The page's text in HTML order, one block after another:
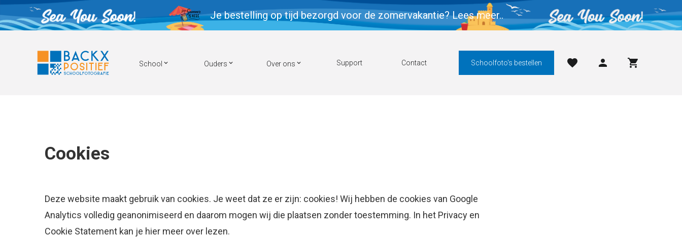
Je bestelling op tijd bezorgd voor de zomervakantie? Lees meer..
School Ouders Over ons Support Contact Schoolfoto's bestellen
Cookies
Deze website maakt gebruik van cookies. Je weet dat ze er zijn: cookies! Wij hebben de cookies van Google
Analytics volledig geanonimiseerd en daarom mogen wij die plaatsen zonder toestemming. In het Privacy en
Cookie Statement kan je hier meer over lezen.